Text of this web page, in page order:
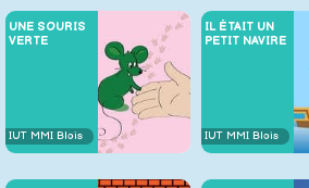
UNE SOURIS
VERTE
IUT MMI Blois
IL ÉTAIT UN
PETIT NAVIRE
IUT MMI Blois